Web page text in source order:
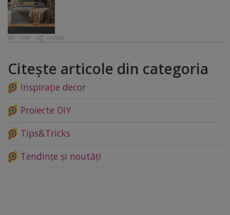
1099 SHARE
Citește articole din categoria
Inspirație decor
Proiecte DIY
Tips&Tricks
Tendințe și noutăți